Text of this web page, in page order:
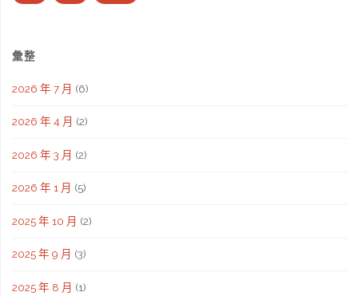
彙整
2026 年 7 月 (6)
2026 年 4 月 (2)
2026 年 3 月 (2)
2026 年 1 月 (5)
2025 年 10 月 (2)
2025 年 9 月 (3)
2025 年 8 月 (1)